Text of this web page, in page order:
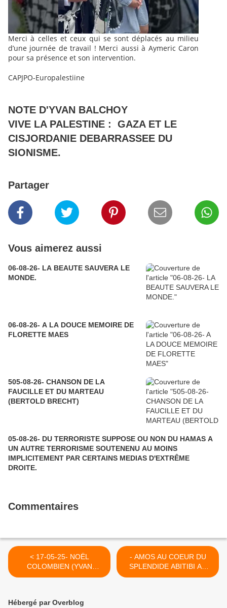
Merci à celles et ceux qui se sont déplacés au milieu
d’une journée de travail ! Merci aussi à Aymeric Caron
pour sa présence et son intervention.
CAPJPO-Europalestiine
NOTE D'YVAN BALCHOY
VIVE LA PALESTINE : GAZA ET LE
CISJORDANIE DEBARRASSEE DU
SIONISME.
Partager
Vous aimerez aussi
06-08-26- LA BEAUTE SAUVERA LE
MONDE.
06-08-26- A LA DOUCE MEMOIRE DE
FLORETTE MAES
505-08-26- CHANSON DE LA
FAUCILLE ET DU MARTEAU
(BERTOLD BRECHT)
05-08-26- DU TERRORISTE SUPPOSE OU NON DU HAMAS A
UN AUTRE TERRORISME SOUTENENU AU MOINS
IMPLICITEMENT PAR CERTAINS MEDIAS D'EXTRÊME
DROITE.
Commentaires
< 17-05-25- NOËL
COLOMBIEN (YVAN
BALCHOY)
- AMOS AU COEUR DU
SPLENDIDE ABITIBI AU
QUEBEC >
Hébergé par Overblog